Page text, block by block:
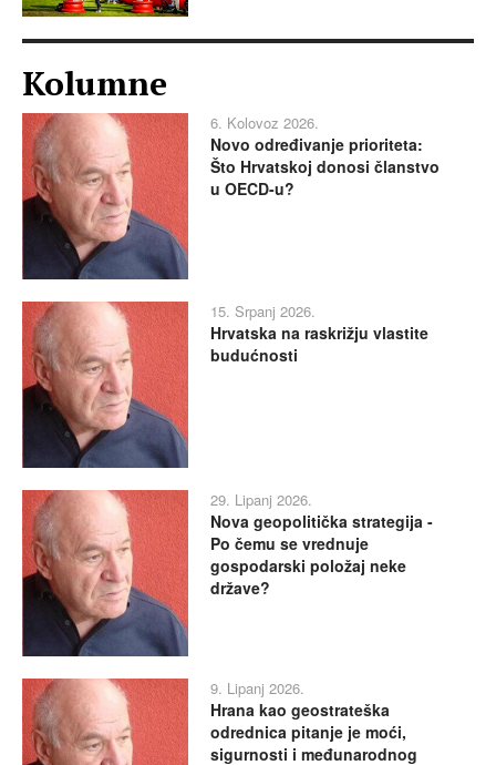
Kolumne
6. Kolovoz 2026.
Novo određivanje prioriteta:
Što Hrvatskoj donosi članstvo
u OECD-u?
15. Srpanj 2026.
Hrvatska na raskrižju vlastite
budućnosti
29. Lipanj 2026.
Nova geopolitička strategija -
Po čemu se vrednuje
gospodarski položaj neke
države?
9. Lipanj 2026.
Hrana kao geostrateška
odrednica pitanje je moći,
sigurnosti i međunarodnog